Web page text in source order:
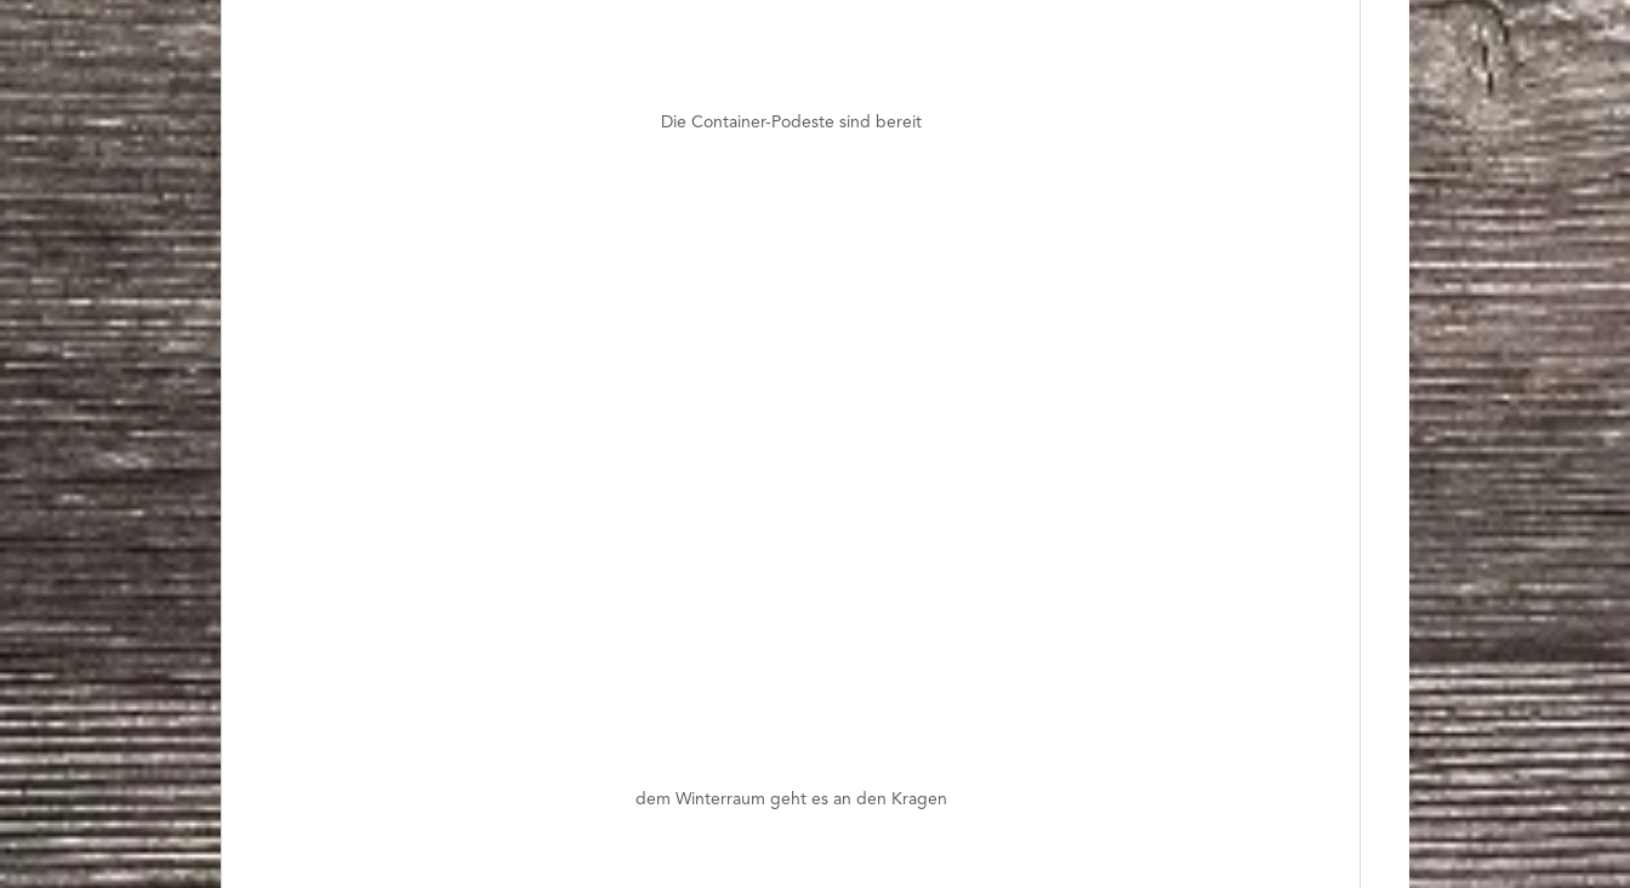
Die Container-Podeste sind bereit
dem Winterraum geht es an den Kragen